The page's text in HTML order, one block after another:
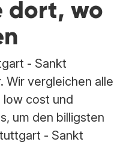
dort, wo
- Sankt
Wir vergleichen alle
low cost und
um den billigsten
- Sankt